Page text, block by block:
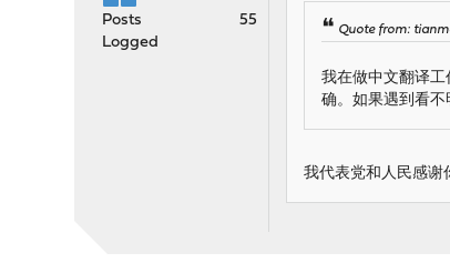
Posts
55
Logged
Quote from:
我在做中文翻译
确。如果遇到看不
我代表党和人民感谢